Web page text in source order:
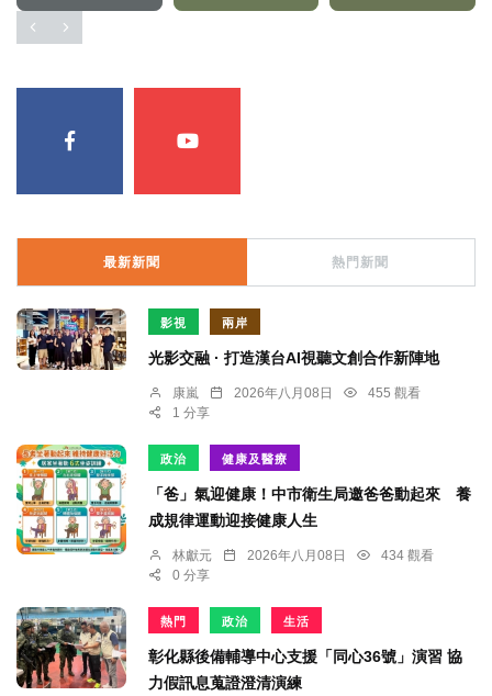
最新新聞 熱門新聞
影視 兩岸
光影交融 · 打造漢台AI視聽文創合作新陣地
康嵐 2026年八月08日
455 觀看
1 分享
政治 健康及醫療
「爸」氣迎健康！中市衛生局邀爸爸動起來 養
成規律運動迎接健康人生
林獻元 2026年八月08日
434 觀看
0 分享
熱門 政治 生活
彰化縣後備輔導中心支援「同心36號」演習 協
力假訊息蒐證澄清演練